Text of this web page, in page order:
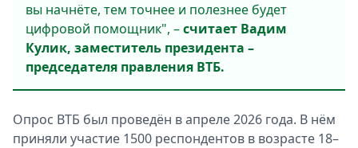
вы начнёте, тем точнее и полезнее будет
цифровой помощник", –считает Вадим
Кулик, заместитель президента –
председателя правления ВТБ.
Опрос ВТБ был проведён в апреле 2026 года. В нём
приняли участие 1500 респондентов в возрасте 18–